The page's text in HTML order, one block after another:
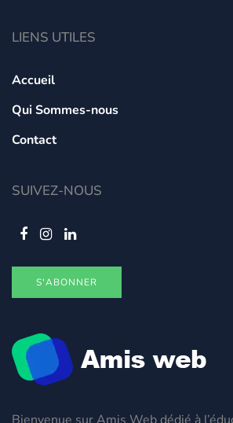
Bienvenue sur Amis Web dédié à
LIENS UTILES
Accueil
Qui Sommes-nous
Contact
SUIVEZ-NOUS
S'ABONNER